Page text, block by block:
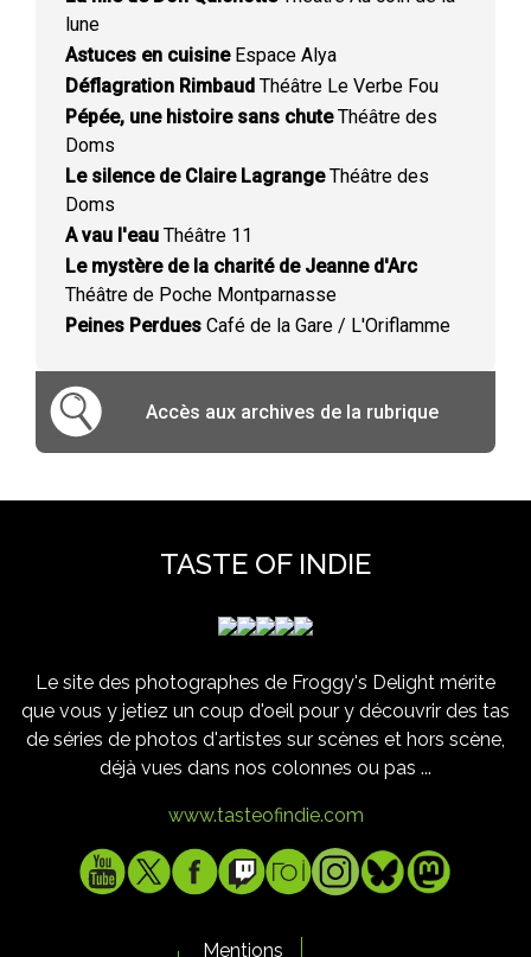
lune
Astuces en cuisineEspace Alya
Déflagration Rimbaud Théâtre Le Verbe Fou
Pépée, une histoire sans chuteThéâtre des
Doms
Le silence de Claire LagrangeThéâtre des
Doms
A vau l'eau Théâtre 11
Le mystère de la charité de Jeanne d'Arc
Théâtre de Poche Montparnasse
Peines Perdues Café de la Gare / L'Oriflamme
Accès aux archives de la rubrique
TASTE OF INDIE
Le site des photographes de Froggy's Delight mérite
que vous y jetiez un coup d'oeil pour y découvrir des tas
de séries de photos d'artistes sur scènes et hors scène,
déjà vues dans nos colonnes ou pas ...
www.tasteofindie.com
Mentions